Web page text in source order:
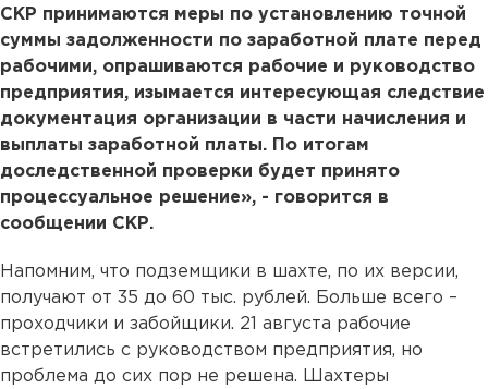
СКР принимаются меры по установлению точной
суммы задолженности по заработной плате перед
рабочими, опрашиваются рабочие и руководство
предприятия, изымается интересующая следствие
документация организации в части начисления и
выплаты заработной платы. По итогам
доследственной проверки будет принято
процессуальное решение», - говорится в
сообщении СКР.
Напомним, что подземщики в шахте, по их версии,
получают от 35 до 60 тыс. рублей. Больше всего –
проходчики и забойщики. 21 августа рабочие
встретились с руководством предприятия, но
проблема до сих пор не решена. Шахтеры